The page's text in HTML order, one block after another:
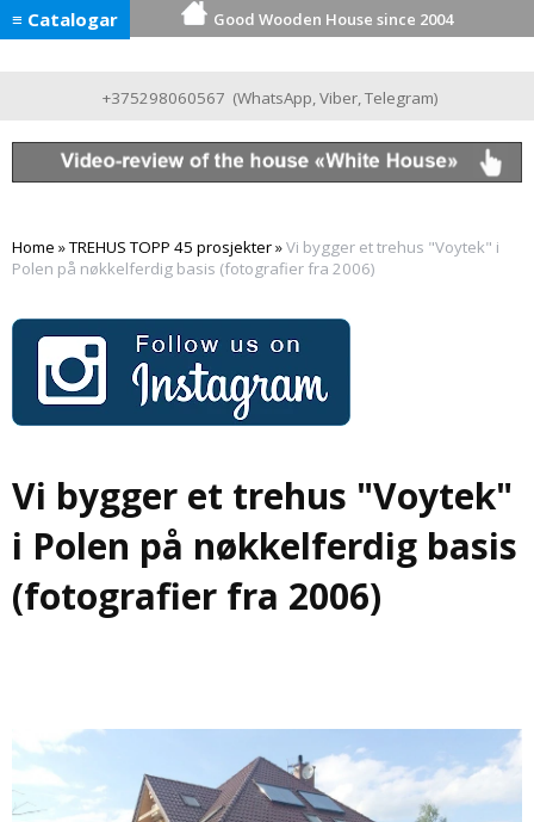
≡ Catalogar Good Wooden House since 2004
+375298060567 (WhatsApp,Viber,Telegram)
Home »TREHUS TOPP 45 prosjekter»Vi bygger et trehus "Voytek" i
Polen på nøkkelferdig basis (fotografier fra 2006)
Vi bygger et trehus "Voytek"
i Polen på nøkkelferdig basis
(fotografier fra 2006)